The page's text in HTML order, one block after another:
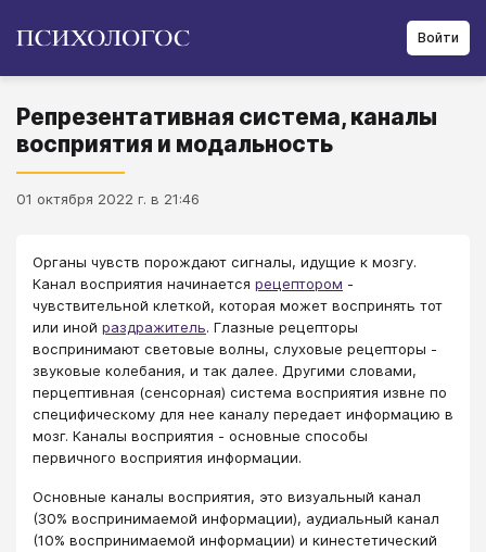
Войти
Репрезентативная система, каналы
восприятия и модальность
01 октября 2022 г. в 21:46
Органы чувств порождают сигналы, идущие к мозгу.
Канал восприятия начинается рецептором -
чувствительной клеткой, которая может воспринять тот
или иной раздражитель. Глазные рецепторы
воспринимают световые волны, слуховые рецепторы -
звуковые колебания, и так далее. Другими словами,
перцептивная (сенсорная) система восприятия извне по
специфическому для нее каналу передает информацию в
мозг. Каналы восприятия - основные способы
первичного восприятия информации.
Основные каналы восприятия, это визуальный канал
(30% воспринимаемой информации), аудиальный канал
(10% воспринимаемой информации) и кинестетический